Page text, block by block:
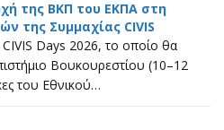
της ΒΚΠ του ΕΚΠΑ στη
της Συμμαχίας CIVIS
Days 2026, το οποίο θα
Βουκουρεστίου (10–12
του Εθνικού…